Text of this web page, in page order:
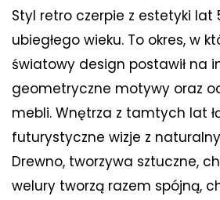
Styl retro czerpie z estetyki lat
ubiegłego wieku. To okres, w
światowy design postawił na
geometryczne motywy oraz
mebli. Wnętrza z tamtych lat
futurystyczne wizje z
Drewno, tworzywa sztuczne,
welury tworzą razem spójną,